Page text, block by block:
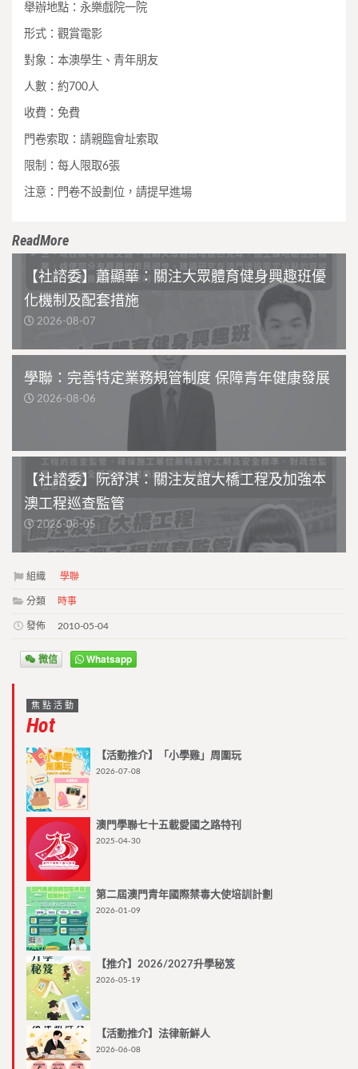
舉辦地點：永樂戲院一院
形式：觀賞電影
對象：本澳學生、青年朋友
人數：約700人
收費：免費
門卷索取：請親臨會址索取
限制：每人限取6張
注意：門卷不設劃位，請提早進場
ReadMore
【社諮委】蕭顯華：關注大眾體育健身興趣班優
化機制及配套措施
2026-08-07
學聯：完善特定業務規管制度 保障青年健康發展
2026-08-06
【社諮委】阮舒淇：關注友誼大橋工程及加強本
澳工程巡查監管
2026-08-05
組織 學聯
分類 時事
發佈 2010-05-04
微信 Whatsapp
焦點活動
Hot
【活動推介】「小學雞」周圍玩
2026-07-08
澳門學聯七十五載愛國之路特刊
2025-04-30
第二屆澳門青年國際禁毒大使培訓計劃
2026-01-09
【推介】2026/2027升學秘笈
2026-05-19
【活動推介】法律新鮮人
2026-06-08